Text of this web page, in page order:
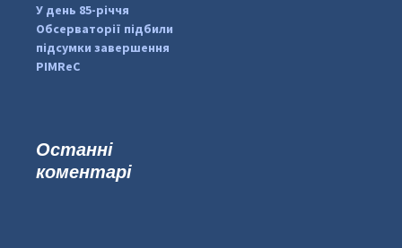
У день 85-річчя
Обсерваторії підбили
підсумки завершення
PIMReC
Останні
коментарі